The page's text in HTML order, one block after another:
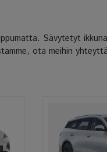
Sävytetyt
ota meihin